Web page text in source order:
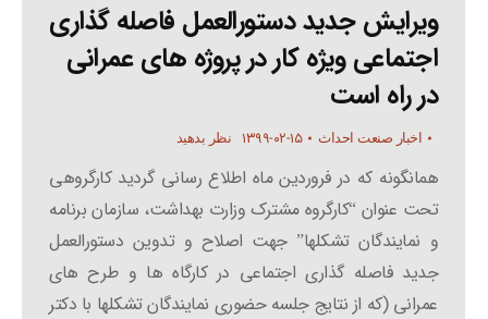
ویرایش جدید دستورالعمل فاصله گذاری
اجتماعی ویژه کار در پروژه های عمرانی
در راه است
اخبار صنعت احداث ۱۳۹۹-۰۲-۱۵ نظر بدهید
همانگونه که در فروردین ماه اطلاع رسانی گردید کارگروهی
تحت عنوان “کارگروه مشترک وزارت بهداشت، سازمان برنامه
و نمایندگان تشکلها” جهت اصلاح و تدوین دستورالعمل
جدید فاصله گذاری اجتماعی در کارگاه ها و طرح های
عمرانی (که از نتایج جلسه حضوری نمایندگان تشکلها با دکتر